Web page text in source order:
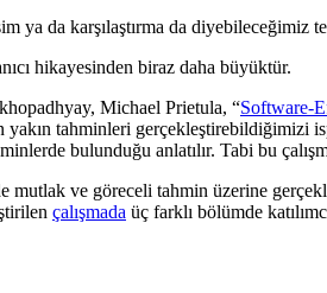
ya da karşılaştırma da
hikayesinden biraz daha büyüktür.
Michael Prietula, “Software-
tahminleri gerçekleştirebildiğimizi
bulunduğu anlatılır. Tabi bu
mutlak ve göreceli tahmin üzerine
çalışmada üç farklı bölümde